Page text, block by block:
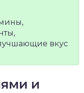
вкус
и